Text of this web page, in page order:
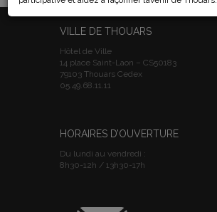
VILLE DE THOUARS
Hôtel de Ville
14 place Saint-Laon – CS50183
79103 Thouars Cedex
05.49.68.11.11
HORAIRES D’OUVERTURE
Du lundi au vendredi :
8h30-12h / 13h30-17h